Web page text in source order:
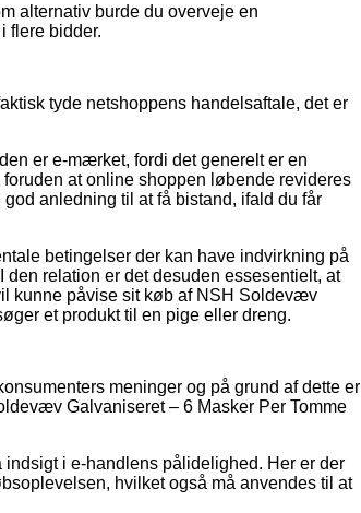
alternativ burde du overveje en
flere bidder.
tyde netshoppens handelsaftale, det er
er e-mærket, fordi det generelt er en
at online shoppen løbende revideres
anledning til at få bistand, ifald du får
betingelser der kan have indvirkning på
relation er det desuden essesentielt, at
kunne påvise sit køb af NSH Soldevæv
et produkt til en pige eller dreng.
meninger og på grund af dette er
Galvaniseret – 6 Masker Per Tomme
i e-handlens pålidelighed. Her er der
hvilket også må anvendes til at